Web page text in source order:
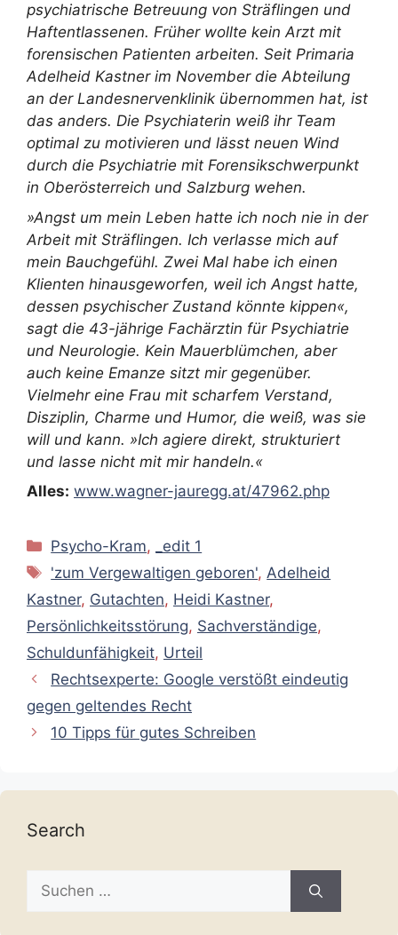
psychiatrische Betreuung von Sträflingen und
Haftentlassenen. Früher wollte kein Arzt mit
forensischen Patienten arbeiten. Seit Primaria
Adelheid Kastner im November die Abteilung
an der Landesnervenklinik übernommen hat, ist
das anders. Die Psychiaterin weiß ihr Team
optimal zu motivieren und lässt neuen Wind
durch die Psychiatrie mit Forensikschwerpunkt
in Oberösterreich und Salzburg wehen.
»Angst um mein Leben hatte ich noch nie in der
Arbeit mit Sträflingen. Ich verlasse mich auf
mein Bauchgefühl. Zwei Mal habe ich einen
Klienten hinausgeworfen, weil ich Angst hatte,
dessen psychischer Zustand könnte kippen«,
sagt die 43-jährige Fachärztin für Psychiatrie
und Neurologie. Kein Mauerblümchen, aber
auch keine Emanze sitzt mir gegenüber.
Vielmehr eine Frau mit scharfem Verstand,
Disziplin, Charme und Humor, die weiß, was sie
will und kann. »Ich agiere direkt, strukturiert
und lasse nicht mit mir handeln.«
Alles: www.wagner-jauregg.at/47962.php
Kategorien
Psycho-Kram,
_edit 1
Schlagwörter
'zum Vergewaltigen geboren',Adelheid
Kastner, Gutachten, Heidi Kastner,
Persönlichkeitsstörung, Sachverständige,
Schuldunfähigkeit, Urteil
Rechtsexperte: Google verstößt eindeutig
gegen geltendes Recht
10 Tipps für gutes Schreiben
Search
Suche
nach: